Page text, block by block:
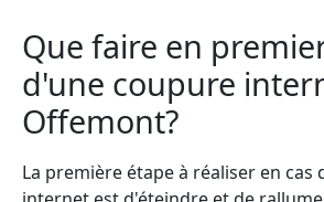
Que faire en
d'une coupure
Offemont?
La première étape à réaliser en cas